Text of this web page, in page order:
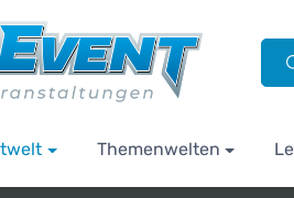
Themenwelten